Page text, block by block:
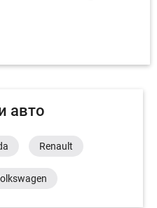
авто
Renault